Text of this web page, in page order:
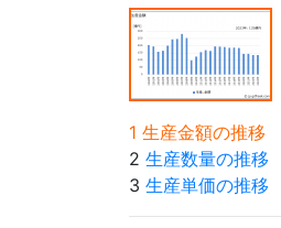
1 生産金額の推移
2 生産数量の推移
3 生産単価の推移